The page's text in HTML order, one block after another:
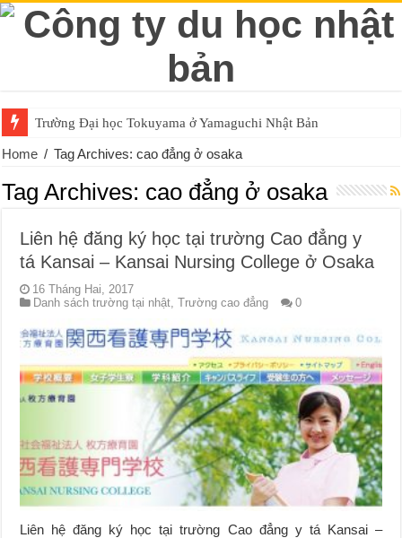
Trường Đại học Tokuyama ở Yamaguchi Nhật Bản
Home / Tag Archives: cao đẳng ở osaka
Tag Archives: cao đẳng ở osaka
Liên hệ đăng ký học tại trường Cao đẳng y
tá Kansai – Kansai Nursing College ở Osaka
16 Tháng Hai, 2017
Danh sách trường tại nhật,Trường cao đẳng 0
Liên hệ đăng ký học tại trường Cao đẳng y tá Kansai –